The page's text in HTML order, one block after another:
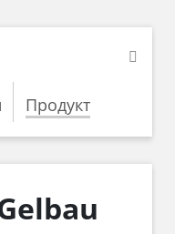
Продукт